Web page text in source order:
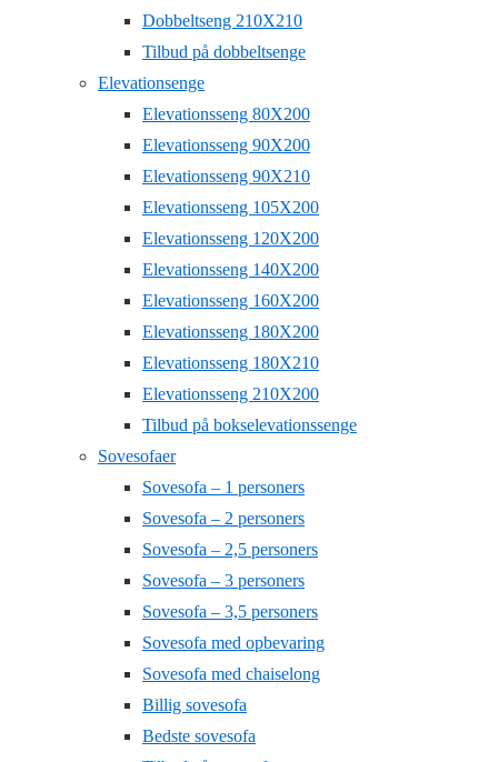
Dobbeltseng 210X210
Tilbud på dobbeltsenge
Elevationsenge
Elevationsseng 80X200
Elevationsseng 90X200
Elevationsseng 90X210
Elevationsseng 105X200
Elevationsseng 120X200
Elevationsseng 140X200
Elevationsseng 160X200
Elevationsseng 180X200
Elevationsseng 180X210
Elevationsseng 210X200
Tilbud på bokselevationssenge
Sovesofaer
Sovesofa – 1 personers
Sovesofa – 2 personers
Sovesofa – 2,5 personers
Sovesofa – 3 personers
Sovesofa – 3,5 personers
Sovesofa med opbevaring
Sovesofa med chaiselong
Billig sovesofa
Bedste sovesofa